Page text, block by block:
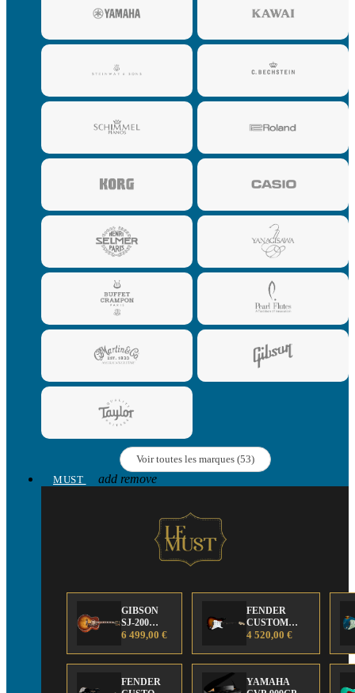
Voir toutes les marques (53)
MUST
add remove
GIBSON
SJ-200
Anniversary
Edition
6 499,00 €
FENDER
CUSTOM
SHOP Strat 63'
4 520,00 €
FENDER
YAMAHA